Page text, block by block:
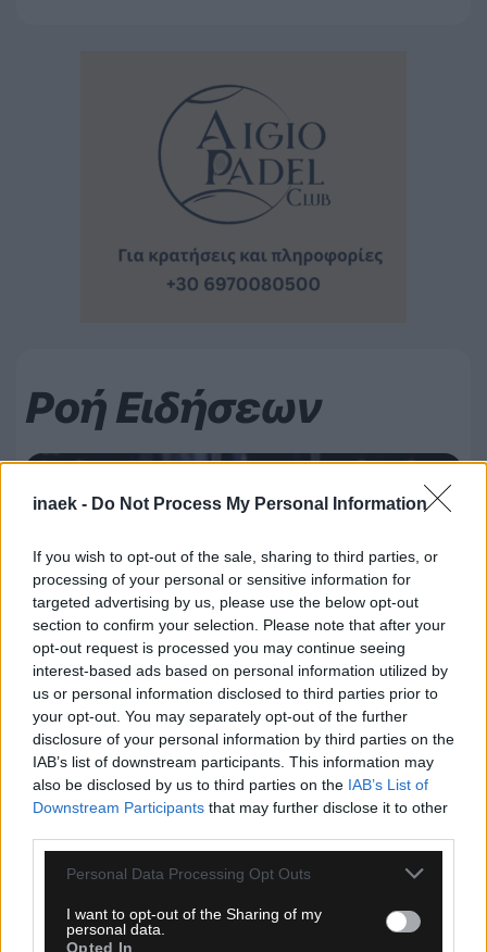
inaek - Do Not Process My Personal Information
If you wish to opt-out of the sale, sharing to third parties, or
processing of your personal or sensitive information for
targeted advertising by us, please use the below opt-out
section to confirm your selection. Please note that after your
opt-out request is processed you may continue seeing
interest-based ads based on personal information utilized by
us or personal information disclosed to third parties prior to
your opt-out. You may separately opt-out of the further
disclosure of your personal information by third parties on the
IAB’s list of downstream participants. This information may
also be disclosed by us to third parties on the IAB’s List of
Downstream Participants that may further disclose it to other
Please note that this website/app uses one or more Google
not limited to your visit or usage behaviour. You may click to
grant or deny consent to Google and its third-party tags to
Personal Data Processing Opt Outs
I want to opt-out of the Sharing of my
personal data.
Opted In
Ροή Ειδήσεων
07.08.2026, 23:40
Αντίπαλοι ΑΕΚ: Έκανε το 4/4 στο πρωτάθλημα η
Λέφσκι Σόφιας